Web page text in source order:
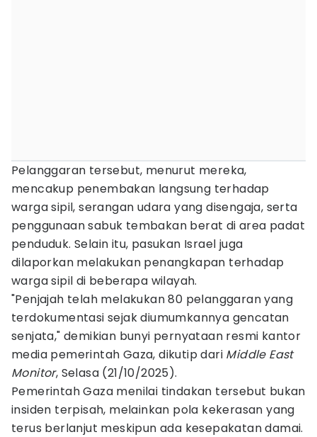
Pelanggaran tersebut, menurut mereka,
mencakup penembakan langsung terhadap
warga sipil, serangan udara yang disengaja, serta
penggunaan sabuk tembakan berat di area padat
penduduk. Selain itu, pasukan Israel juga
dilaporkan melakukan penangkapan terhadap
warga sipil di beberapa wilayah.
"Penjajah telah melakukan 80 pelanggaran yang
terdokumentasi sejak diumumkannya gencatan
senjata," demikian bunyi pernyataan resmi kantor
media pemerintah Gaza, dikutip dari Middle East
Monitor, Selasa (21/10/2025).
Pemerintah Gaza menilai tindakan tersebut bukan
insiden terpisah, melainkan pola kekerasan yang
terus berlanjut meskipun ada kesepakatan damai.